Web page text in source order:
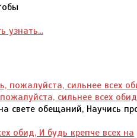
узнать...
сильнее всех
свете обещаний, Научись